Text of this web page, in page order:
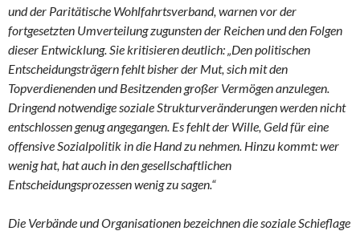
und der Paritätische Wohlfahrtsverband, warnen vor der
fortgesetzten Umverteilung zugunsten der Reichen und den Folgen
dieser Entwicklung. Sie kritisieren deutlich: „Den politischen
Entscheidungsträgern fehlt bisher der Mut, sich mit den
Topverdienenden und Besitzenden großer Vermögen anzulegen.
Dringend notwendige soziale Strukturveränderungen werden nicht
entschlossen genug angegangen. Es fehlt der Wille, Geld für eine
offensive Sozialpolitik in die Hand zu nehmen. Hinzu kommt: wer
wenig hat, hat auch in den gesellschaftlichen
Entscheidungsprozessen wenig zu sagen.“
Die Verbände und Organisationen bezeichnen die soziale Schieflage